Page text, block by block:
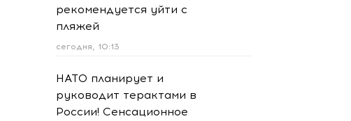
рекомендуется уйти с
пляжей
сегодня, 10:13
НАТО планирует и
руководит терактами в
России! Сенсационное